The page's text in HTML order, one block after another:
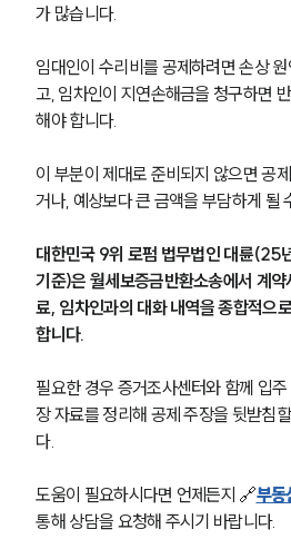
가 많습니다.
임대인이 수리비를 공제하려면 손상
고, 임차인이 지연손해금을 청구하면
해야 합니다.
이 부분이 제대로 준비되지 않으면 공
거나, 예상보다 큰 금액을 부담하게 될
대한민국 9위 로펌 법무법인 대륜(25
기준)은 월세보증금반환소송에서 계
료, 임차인과의 대화 내역을 종합적으
합니다.
필요한 경우 증거조사센터와 함께 입
장 자료를 정리해 공제 주장을 뒷받침
다.
도움이 필요하시다면 언제든지 🔗부동
통해 상담을 요청해 주시기 바랍니다.